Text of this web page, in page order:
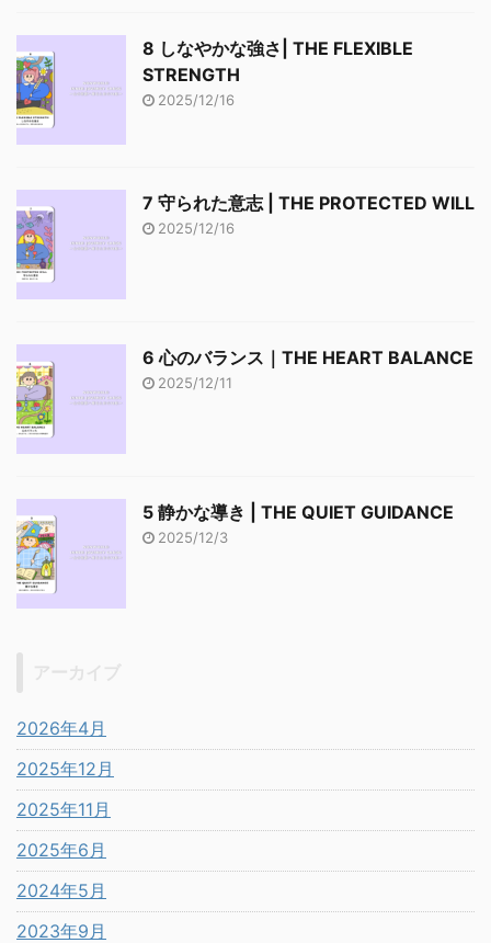
8 しなやかな強さ| THE FLEXIBLE
STRENGTH
2025/12/16
7 守られた意志 | THE PROTECTED WILL
2025/12/16
6 心のバランス｜THE HEART BALANCE
2025/12/11
5 静かな導き | THE QUIET GUIDANCE
2025/12/3
2026年4月
2025年12月
2025年11月
2025年6月
2024年5月
2023年9月